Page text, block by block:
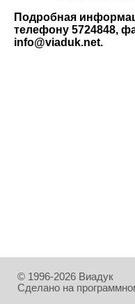
Подробная
телефону 5724848,
info@viaduk.net.
© 1996-2026 Виадук
Сделано на